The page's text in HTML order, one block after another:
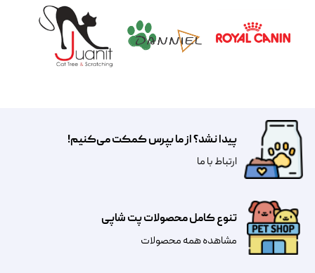
تنوع کامل محصولات پت شاپی
مشاهده همه محصولات
پیدا نشد؟ از ما بپرس کمکت می‌کنیم!
​​​ارتباط با ما